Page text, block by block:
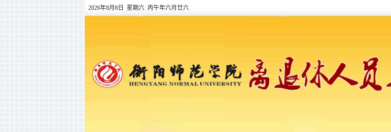
2026年8月8日 星期六 丙午年六月廿六